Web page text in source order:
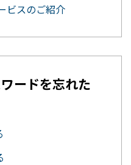
ビスのご紹介
ードを忘れた